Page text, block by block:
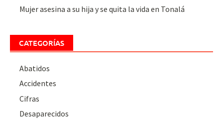
Mujer asesina a su hija y se quita la vida en Tonalá
CATEGORÍAS
Abatidos
Accidentes
Cifras
Desaparecidos